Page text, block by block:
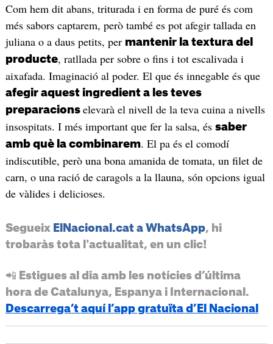
Com hem dit abans, triturada i en forma de puré és com
més sabors captarem, però també es pot afegir tallada en
juliana o a daus petits, per mantenir la textura del
producte, ratllada per sobre o fins i tot escalivada i
aixafada. Imaginació al poder. El que és innegable és que
afegir aquest ingredient a les teves
preparacions elevarà el nivell de la teva cuina a nivells
insospitats. I més important que fer la salsa, és saber
amb què la combinarem. El pa és el comodí
indiscutible, però una bona amanida de tomata, un filet de
carn, o una ració de caragols a la llauna, són opcions igual
de vàlides i delicioses.
Segueix ElNacional.cat a WhatsApp, hi
trobaràs tota l'actualitat, en un clic!
📲 Estigues al dia amb les notícies d’última
hora de Catalunya, Espanya i Internacional.
Descarrega’t aquí l’app gratuïta d’El Nacional